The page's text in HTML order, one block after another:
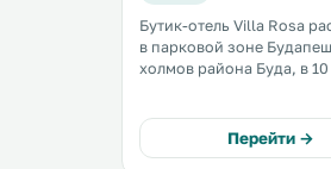
Бутик-отель Villa Rosa
в парковой зоне
холмов района Буда, в
инфракрасной саунами, а
бесплатная частная
Перейти →